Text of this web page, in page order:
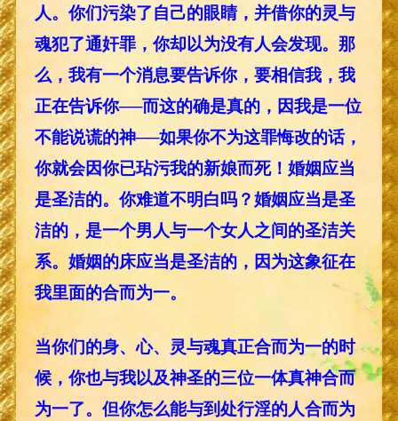
人。你们污染了自己的眼睛，并借你的灵与
魂犯了通奸罪，你却以为没有人会发现。那
么，我有一个消息要告诉你，要相信我，我
正在告诉你──而这的确是真的，因我是一位
不能说谎的神──如果你不为这罪悔改的话，
你就会因你已玷污我的新娘而死！婚姻应当
是圣洁的。你难道不明白吗？婚姻应当是圣
洁的，是一个男人与一个女人之间的圣洁关
系。婚姻的床应当是圣洁的，因为这象征在
我里面的合而为一。
当你们的身、心、灵与魂真正合而为一的时
候，你也与我以及神圣的三位一体真神合而
为一了。但你怎么能与到处行淫的人合而为